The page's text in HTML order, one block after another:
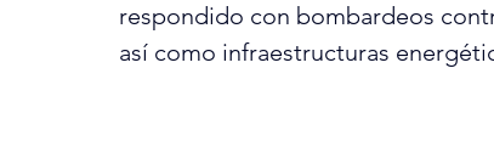
respondido con bombardeos
así como infraestructuras